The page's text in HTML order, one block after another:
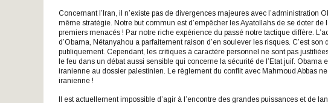
Concernant l’Iran, il n’existe pas de divergences majeures avec l’administration
même stratégie. Notre but commun est d’empêcher les Ayatollahs de se doter
premiers menacés ! Par notre riche expérience du passé notre tactique diffère.
d’Obama, Nétanyahou a parfaitement raison d’en soulever les risques. C’est
publiquement. Cependant, les critiques à caractère personnel ne sont pas
le feu dans un débat aussi sensible qui concerne la sécurité de l’Etat juif.
iranienne au dossier palestinien. Le règlement du conflit avec Mahmoud Abbas
iranienne !
Il est actuellement impossible d’agir à l’encontre des grandes puissances et de